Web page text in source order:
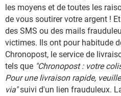
les moyens et de toutes les
de vous soutirer votre argent !
des SMS ou des mails
victimes. Ils ont pour habitude
Chronopost, le service de
tels que "Chronopost : votre
Pour une livraison rapide,
via"suivi d'un lien frauduleux.